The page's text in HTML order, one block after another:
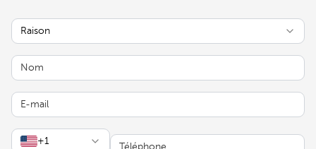
Raison
Nom
E-mail
+1
Téléphone